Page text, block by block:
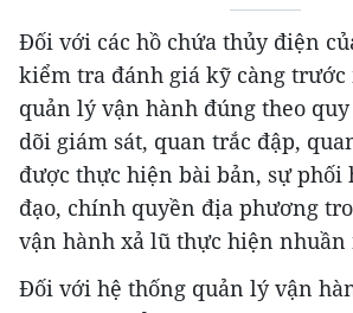
Đối với các hồ chứa thủy điện
kiểm tra đánh giá kỹ càng trước
quản lý vận hành đúng theo
dõi giám sát, quan trắc đập,
được thực hiện bài bản, sự phối
đạo, chính quyền địa phương
vận hành xả lũ thực hiện nhuần
Đối với hệ thống quản lý vận